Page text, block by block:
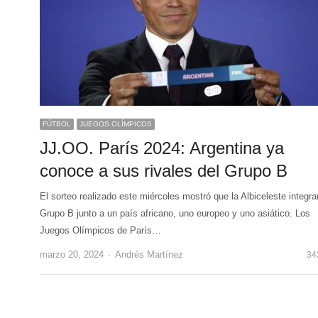
FÚTBOL JUEGOS OLÍMPICOS
JJ.OO. París 2024: Argentina ya
conoce a sus rivales del Grupo B
El sorteo realizado este miércoles mostró que la Albiceleste
Grupo B junto a un país africano, uno europeo y uno asiático. Los
Juegos Olímpicos de París…
marzo 20, 2024 Author
Andrés Martínez